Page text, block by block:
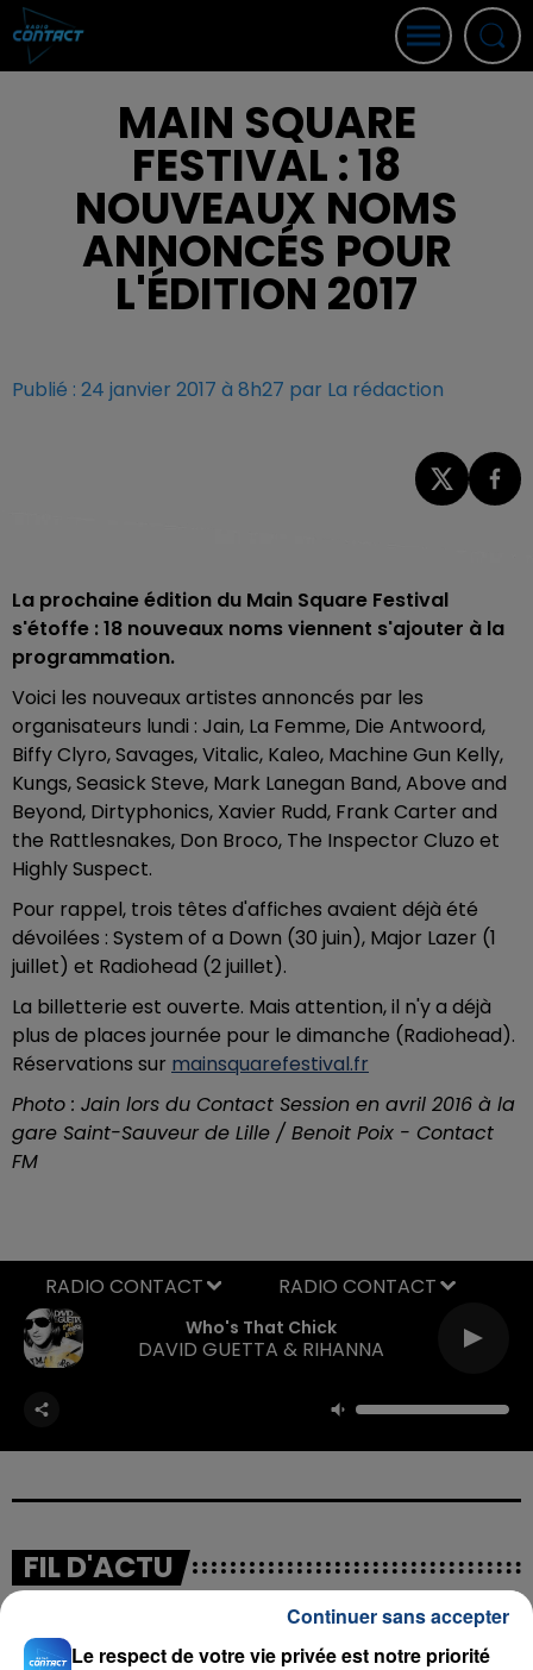
MAIN SQUARE
FESTIVAL : 18
NOUVEAUX NOMS
ANNONCÉS POUR
L'ÉDITION 2017
Publié : 24 janvier 2017 à 8h27 par La rédaction
La prochaine édition du Main Square Festival
s'étoffe : 18 nouveaux noms viennent s'ajouter à la
programmation.
Voici les nouveaux artistes annoncés par les
organisateurs lundi : Jain, La Femme, Die Antwoord,
Biffy Clyro, Savages, Vitalic, Kaleo, Machine Gun Kelly,
Kungs, Seasick Steve, Mark Lanegan Band, Above and
Beyond, Dirtyphonics, Xavier Rudd, Frank Carter and
the Rattlesnakes, Don Broco, The Inspector Cluzo et
Highly Suspect.
Pour rappel, trois têtes d'affiches avaient déjà été
dévoilées : System of a Down (30 juin), Major Lazer (1
juillet) et Radiohead (2 juillet).
La billetterie est ouverte. Mais attention, il n'y a déjà
plus de places journée pour le dimanche (Radiohead).
Réservations sur mainsquarefestival.fr
Photo : Jain lors du Contact Session en avril 2016 à la
gare Saint-Sauveur de Lille / Benoit Poix - Contact
FM
Who's That Chick
DAVID GUETTA & RIHANNA
RADIO CONTACT
FIL D'ACTU
Le respect de votre vie privée est notre priorité
Continuer sans accepter